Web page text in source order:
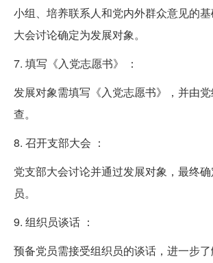
小组、培养联系人和党内外群众意见的
大会讨论确定为发展对象。
7. 填写《入党志愿书》 ：
发展对象需填写《入党志愿书》，并由
查。
8. 召开支部大会 ：
党支部大会讨论并通过发展对象，最终
员。
9. 组织员谈话 ：
预备党员需接受组织员的谈话，进一步